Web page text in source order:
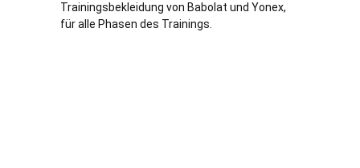
Trainingsbekleidung von Babolat und Yonex,
für alle Phasen des Trainings.